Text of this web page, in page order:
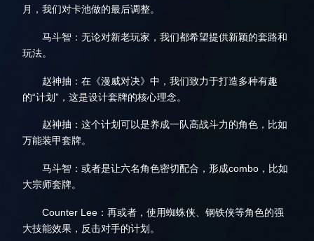
月，我们对卡池做的最后调整。
马斗智：无论对新老玩家，我们都希望提供新颖的套路和
玩法。
赵神抽：在《漫威对决》中，我们致力于打造多种有趣
的“计划”，这是设计套牌的核心理念。
赵神抽：这个计划可以是养成一队高战斗力的角色，比如
万能装甲套牌。
马斗智：或者是让六名角色密切配合，形成combo，比如
大宗师套牌。
Counter Lee：再或者，使用蜘蛛侠、钢铁侠等角色的强
大技能效果，反击对手的计划。